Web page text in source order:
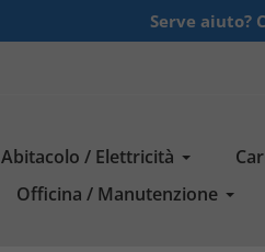
Serve aiuto?
Abitacolo / Elettricità
Officina / Manutenzione